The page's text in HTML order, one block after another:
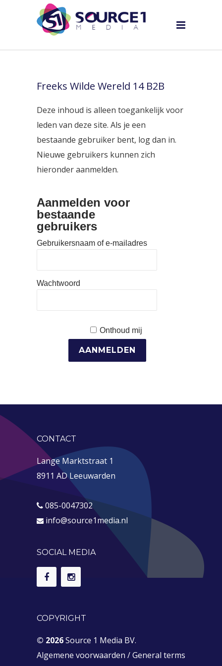
Freeks Wilde Wereld 14 B2B
Deze inhoud is alleen toegankelijk voor
leden van deze site. Als je een
bestaande gebruiker bent, log dan in.
Nieuwe gebruikers kunnen zich
hieronder aanmelden.
Aanmelden voor
bestaande
gebruikers
Gebruikersnaam of e-mailadres
Wachtwoord
Onthoud mij
CONTACT
Lange Marktstraat 1
8911 AD Leeuwarden
085-0047302
info@source1media.nl
SOCIAL MEDIA
COPYRIGHT
© 2026Source 1 Media BV.
Algemene voorwaarden /General terms